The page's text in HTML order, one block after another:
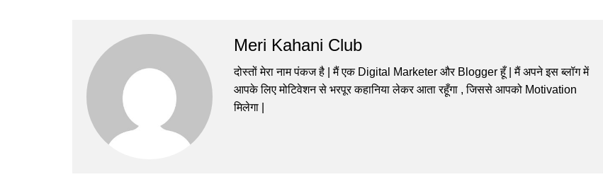
Meri Kahani Club
दोस्तों मेरा नाम पंकज है | मैं एक Digital Marketer और Blogger हूँ | मैं अपने इस ब्लॉग में
आपके लिए मोटिवेशन से भरपूर कहानिया लेकर आता रहूँगा , जिससे आपको Motivation
मिलेगा |